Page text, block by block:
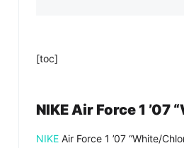
[toc]
NIKE Air Force 1 ’07
NIKE Air Force 1 ’07 “White/